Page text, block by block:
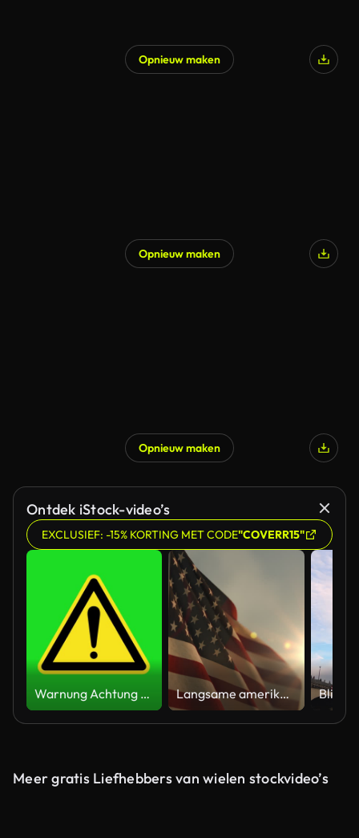
Opnieuw maken
Opnieuw maken
Opnieuw maken
Ontdek iStock-video’s
EXCLUSIEF: -15% KORTING MET CODE"COVERR15"
Warnung Achtung gelb gefahrenmeldung Straßenschild 4k grüner Bildschirm Vorsicht Animation Langsame amerikanische Flagge bei Sonnenuntergang während des Memorial Day in den Vereinigten Staaten
Meer gratis Liefhebbers van wielen stockvideo’s